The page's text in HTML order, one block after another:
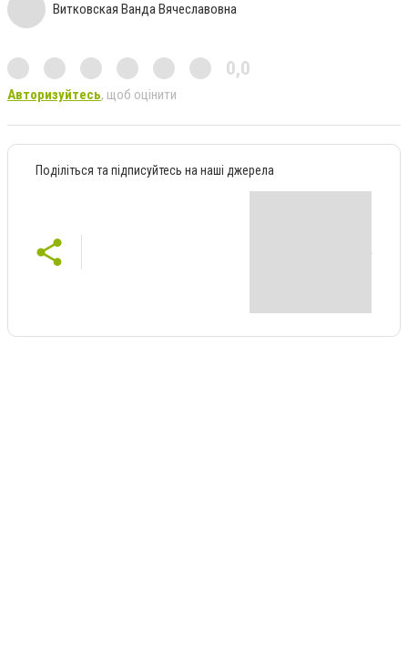
Витковская Ванда Вячеславовна
0,0
Авторизуйтесь, щоб оцінити
Поділіться та підписуйтесь на наші джерела